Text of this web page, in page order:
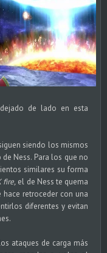
de lado en esta
siendo los mismos
Ness. Para los que no
similares su forma
fire, el de Ness te quema
retroceder con una
diferentes y evitan
ataques de carga más